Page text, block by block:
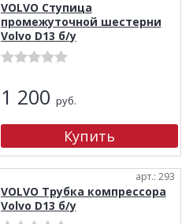
VOLVO Ступица
промежуточной шестерни
Volvo D13 б/у
1 200 руб.
арт.: 293
VOLVO Трубка компрессора
Volvo D13 б/у